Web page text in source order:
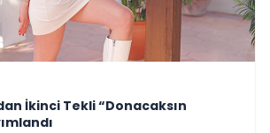
İkinci Tekli “Donacaksın